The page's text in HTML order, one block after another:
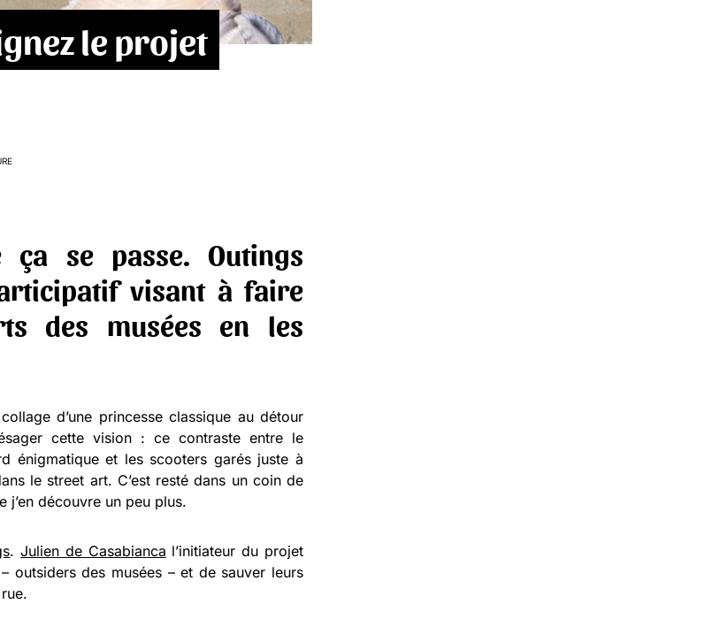
le projet
ça se passe. Outings
visant à faire
des musées en les
d’une princesse classique au détour
cette vision : ce contraste entre le
énigmatique et les scooters garés juste à
le street art. C’est resté dans un coin de
j’en découvre un peu plus.
.Julien de Casabianca l’initiateur du projet
outsiders des musées – et de sauver leurs